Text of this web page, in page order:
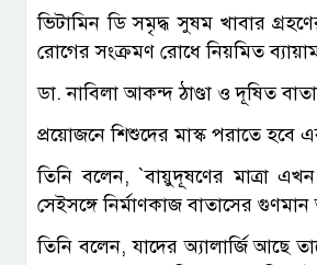
ভিটামিন ডি সমৃদ্ধ সুষম খাবার
রোগের সংক্রমণ রোধে নিয়মিত
ডা. নাবিলা আকন্দ ঠাণ্ডা ও দূষিত
প্রয়োজনে শিশুদের মাস্ক পরাতে হবে
তিনি বলেন, ‍‍`বায়ুদূষণের মাত্রা
সেইসঙ্গে নির্মাণকাজ বাতাসের
তিনি বলেন, যাদের অ্যালার্জি আছে